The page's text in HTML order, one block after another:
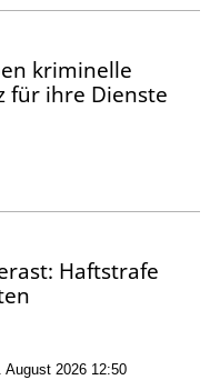
kriminelle
für ihre Dienste
Haftstrafe
2026 12:50